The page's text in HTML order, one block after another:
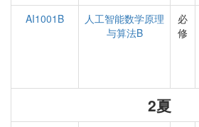
AI1001B
人工智能数学原理
与算法B
必
修
2夏